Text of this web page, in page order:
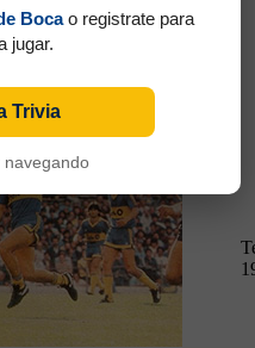
0
Bocao registrate para
jugar.
Trivia